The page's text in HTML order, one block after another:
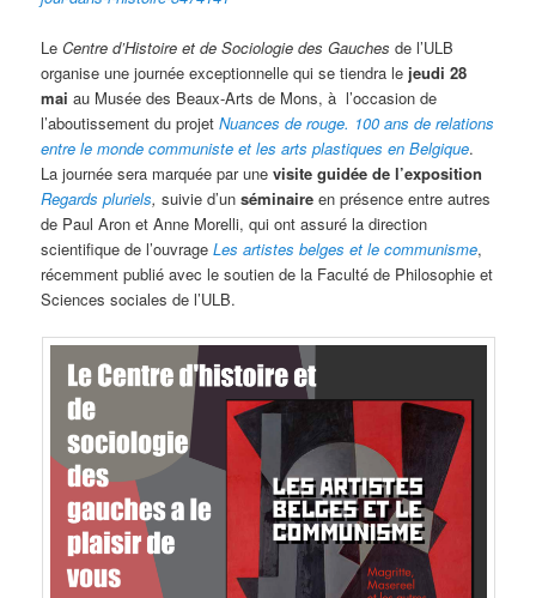
LeCentre d’Histoire et de Sociologie des Gauchesde l’ULB
organise une journée exceptionnelle qui se tiendra le jeudi 28
maiau Musée des Beaux-Arts de Mons, à l’occasion de
l’aboutissement du projetNuances de rouge. 100 ans de relations
entre le monde communiste et les arts plastiques en Belgique.
La journée sera marquée par unevisite guidée de l’exposition
Regards pluriels,suivie d’unséminaire en présence entre autres
de Paul Aron et Anne Morelli, qui ont assuré la direction
scientifique de l’ouvrageLes artistes belges et le communisme,
récemment publié avec le soutien de la Faculté de Philosophie et
Sciences sociales de l’ULB.